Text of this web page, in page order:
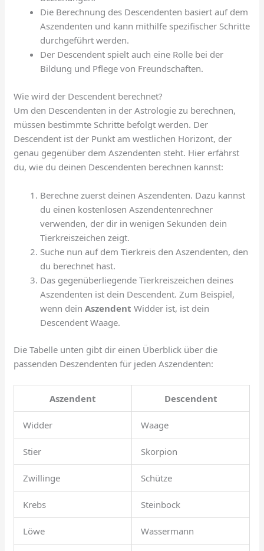
Die Berechnung des Descendenten basiert auf dem
Aszendenten und kann mithilfe spezifischer Schritte
durchgeführt werden.
Der Descendent spielt auch eine Rolle bei der
Bildung und Pflege von Freundschaften.
Wie wird der Descendent berechnet?
Um den Descendenten in der Astrologie zu berechnen,
müssen bestimmte Schritte befolgt werden. Der
Descendent ist der Punkt am westlichen Horizont, der
genau gegenüber dem Aszendenten steht. Hier erfährst
du, wie du deinen Descendenten berechnen kannst:
Berechne zuerst deinen Aszendenten. Dazu kannst
du einen kostenlosen Aszendentenrechner
verwenden, der dir in wenigen Sekunden dein
Tierkreiszeichen zeigt.
Suche nun auf dem Tierkreis den Aszendenten, den
du berechnet hast.
Das gegenüberliegende Tierkreiszeichen deines
Aszendenten ist dein Descendent. Zum Beispiel,
wenn deinAszendent Widder ist, ist dein
Descendent Waage.
Die Tabelle unten gibt dir einen Überblick über die
passenden Deszendenten für jeden Aszendenten:
Aszendent Descendent
Widder Waage
Stier Skorpion
Zwillinge Schütze
Krebs Steinbock
Löwe Wassermann